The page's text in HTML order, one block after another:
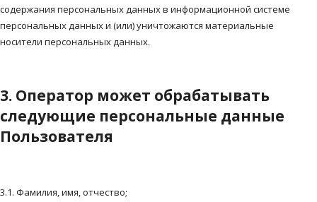
содержания персональных данных в информационной системе
персональных данных и (или) уничтожаются материальные
носители персональных данных.
3. Оператор может обрабатывать
следующие персональные данные
Пользователя
3.1. Фамилия, имя, отчество;